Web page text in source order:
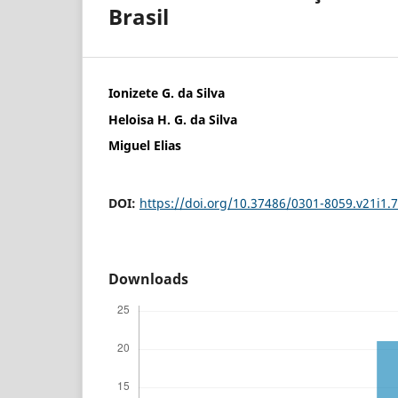
Brasil
Ionizete G. da Silva
Heloisa H. G. da Silva
Miguel Elias
DOI: https://doi.org/10.37486/0301-
Downloads